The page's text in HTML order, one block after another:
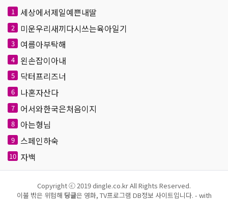
1 세상에서제일예쁜내딸
2 미운우리새끼다시쓰는육아일기
3 여름아부탁해
4 왼손잡이아내
5 닥터프리즈너
6 나혼자산다
7 어서와한국은처음이지
8 아는형님
9 스페인하숙
10 자백
Copyright ⓒ 2019 dingle.co.kr All Rights Reserved.
이불 밖은 위험해 딩글은 영화, TV프로그램 DB정보 사이트입니다. - with